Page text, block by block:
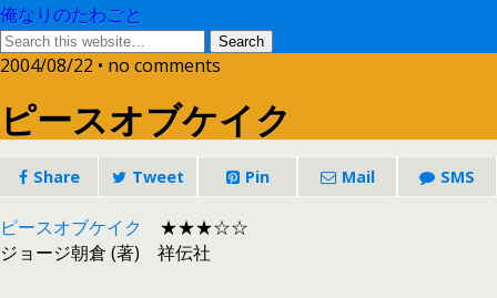
俺なりのたわごと
2004/08/22 • no comments
ピースオブケイク
Share Tweet Pin Mail SMS
ピースオブケイク ★★★☆☆
ジョージ朝倉 (著) 祥伝社